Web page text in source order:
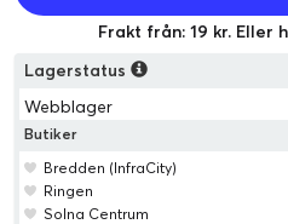
Frakt från: 19 kr. Eller
Lagerstatus
Webblager
Butiker
Bredden (InfraCity)
Ringen
Solna Centrum